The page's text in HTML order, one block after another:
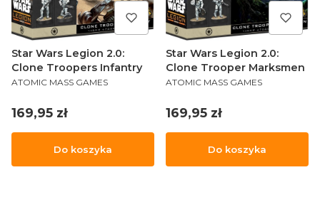
Star Wars Legion 2.0:
Clone Troopers Infantry
PRODUCENT
ATOMIC MASS GAMES
Cena
169,95 zł
Do koszyka
Star Wars Legion 2.0:
Clone Trooper Marksmen
PRODUCENT
ATOMIC MASS GAMES
Cena
169,95 zł
Do koszyka